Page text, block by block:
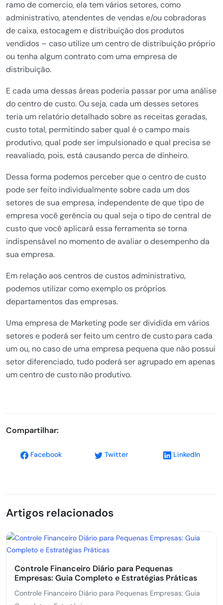
ramo de comercio, ela tem vários setores, como
administrativo, atendentes de vendas e/ou cobradoras
de caixa, estocagem e distribuição dos produtos
vendidos – caso utilize um centro de distribuição próprio
ou tenha algum contrato com uma empresa de
distribuição.
E cada uma dessas áreas poderia passar por uma análise
do centro de custo. Ou seja, cada um desses setores
teria um relatório detalhado sobre as receitas geradas,
custo total, permitindo saber qual é o campo mais
produtivo, qual pode ser impulsionado e qual precisa se
reavaliado, pois, está causando perca de dinheiro.
Dessa forma podemos perceber que o centro de custo
pode ser feito individualmente sobre cada um dos
setores de sua empresa, independente de que tipo de
empresa você gerência ou qual seja o tipo de central de
custo que você aplicará essa ferramenta se torna
indispensável no momento de avaliar o desempenho da
sua empresa.
Em relação aos centros de custos administrativo,
podemos utilizar como exemplo os próprios
departamentos das empresas.
Uma empresa de Marketing pode ser dividida em vários
setores e poderá ser feito um centro de custo para cada
um ou, no caso de uma empresa pequena que não possui
setor diferenciado, tudo poderá ser agrupado em apenas
um centro de custo não produtivo.
Compartilhar:
Facebook Twitter LinkedIn
Artigos relacionados
Controle Financeiro Diário para Pequenas
Empresas: Guia Completo e Estratégias Práticas
Controle Financeiro Diário para Pequenas Empresas: Guia